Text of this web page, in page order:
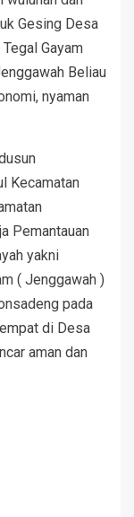
Gesing Desa
Gayam
Beliau
nyaman
Kecamatan
Pemantauan
yakni
( Jenggawah )
pada
di Desa
aman dan